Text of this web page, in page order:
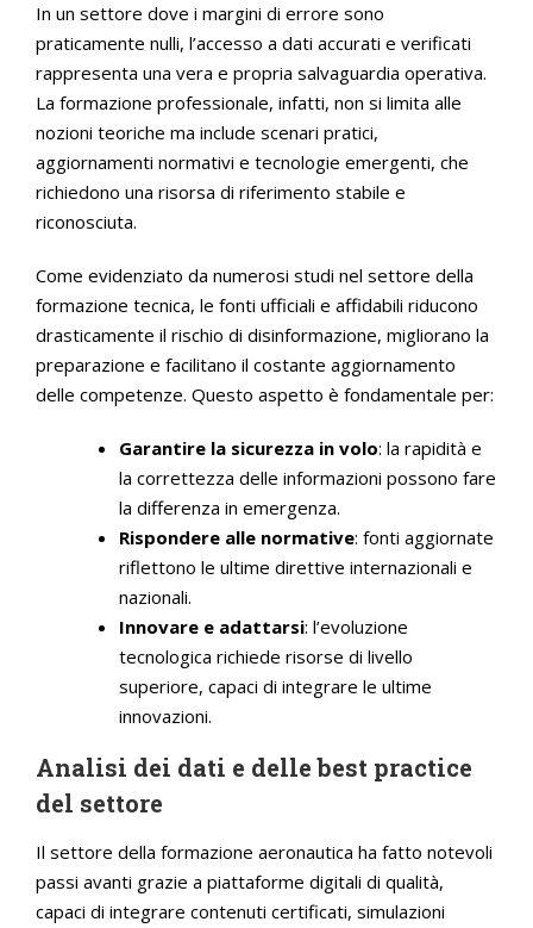
In un settore dove i margini di errore sono
praticamente nulli, l’accesso a dati accurati e verificati
rappresenta una vera e propria salvaguardia operativa.
La formazione professionale, infatti, non si limita alle
nozioni teoriche ma include scenari pratici,
aggiornamenti normativi e tecnologie emergenti, che
richiedono una risorsa di riferimento stabile e
riconosciuta.
Come evidenziato da numerosi studi nel settore della
formazione tecnica, le fonti ufficiali e affidabili riducono
drasticamente il rischio di disinformazione, migliorano la
preparazione e facilitano il costante aggiornamento
delle competenze. Questo aspetto è fondamentale per:
Garantire la sicurezza in volo: la rapidità e
la correttezza delle informazioni possono fare
la differenza in emergenza.
Rispondere alle normative: fonti aggiornate
riflettono le ultime direttive internazionali e
nazionali.
Innovare e adattarsi: l’evoluzione
tecnologica richiede risorse di livello
superiore, capaci di integrare le ultime
innovazioni.
Analisi dei dati e delle best practice
del settore
Il settore della formazione aeronautica ha fatto notevoli
passi avanti grazie a piattaforme digitali di qualità,
capaci di integrare contenuti certificati, simulazioni